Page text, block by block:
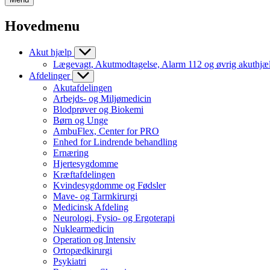
Hovedmenu
Akut hjælp
Lægevagt, Akutmodtagelse, Alarm 112 og øvrig
Afdelinger
Akutafdelingen
Arbejds- og Miljømedicin
Blodprøver og Biokemi
Børn og Unge
AmbuFlex, Center for PRO
Enhed for Lindrende behandling
Ernæring
Hjertesygdomme
Kræftafdelingen
Kvindesygdomme og Fødsler
Mave- og Tarmkirurgi
Medicinsk Afdeling
Neurologi, Fysio- og Ergoterapi
Nuklearmedicin
Operation og Intensiv
Ortopædkirurgi
Psykiatri